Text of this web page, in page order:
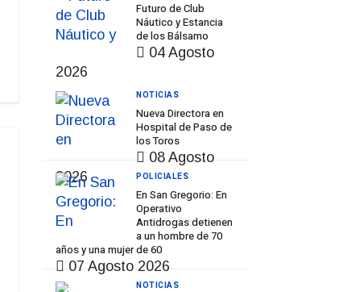
Futuro de Club
Náutico y Estancia
de los Bálsamo
04 Agosto
2026
Nueva Directora en
Hospital de Paso de
los Toros
08 Agosto
2026
NOTICIAS
En San Gregorio: En
Operativo
Antidrogas detienen
a un hombre de 70
años y una mujer de 60
07 Agosto 2026
POLICIALES
NOTICIAS